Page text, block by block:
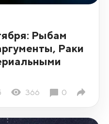
Рыбам
Раки
366 0